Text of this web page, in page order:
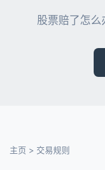
股票赔了怎
主页 > 交易规则